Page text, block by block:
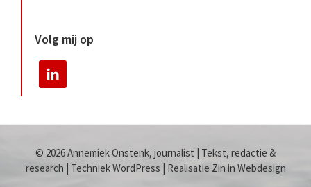
Volg mij op
© 2026 Annemiek Onstenk, journalist | Tekst, redactie &
research | Techniek WordPress | Realisatie Zin in Webdesign